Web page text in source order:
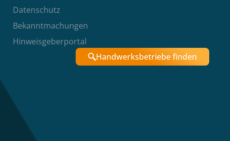
Datenschutz
Bekanntmachungen
Hinweisgeberportal
Handwerksbetriebe finden